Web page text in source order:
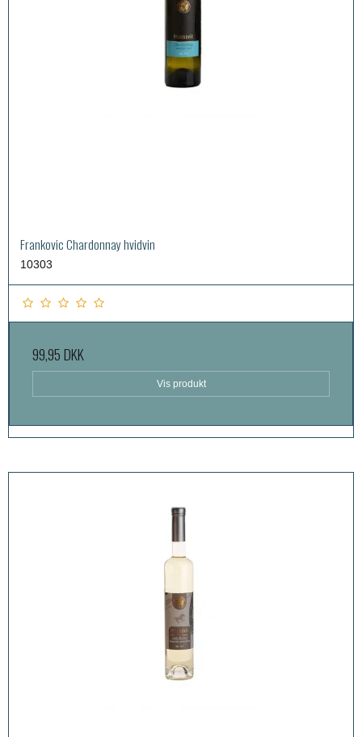
Frankovic Chardonnay hvidvin
10303
99,95 DKK
Vis produkt